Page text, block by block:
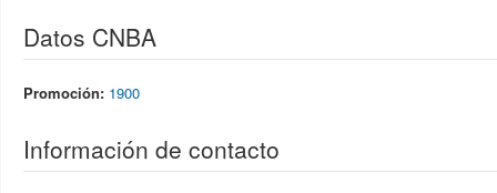
Datos CNBA
Promoción: 1900
Información de contacto